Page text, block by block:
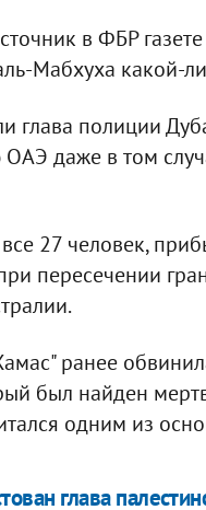
в ФБР
Мабхуха какой-
глава полиции
даже в том
27 человек,
пересечении
ранее
был найден
одним из
глава